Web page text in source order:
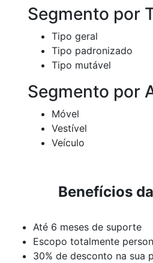
Segmento por
Tipo geral
Tipo padronizado
Tipo mutável
Segmento por
Móvel
Vestível
Veículo
Benefícios
Até 6 meses de suporte
Escopo totalmente
30% de desconto na sua